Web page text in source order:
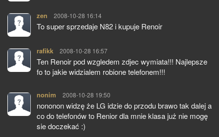
zen pisze:
2008-10-28 16:14
To super sprzedaje N82 i kupuje Renoir
rafikk pisze:
2008-10-28 16:57
Ten Renoir pod wzgledem zdjec wymiata!!! Najlepsze
fo to jakie widzialem robione telefonem!!!
nonim pisze:
2008-10-28 19:50
nononon widzę że LG idzie do przodu brawo tak dalej a
co do telefonów to Renior dla mnie klasa już nie mogę
sie doczekać :)